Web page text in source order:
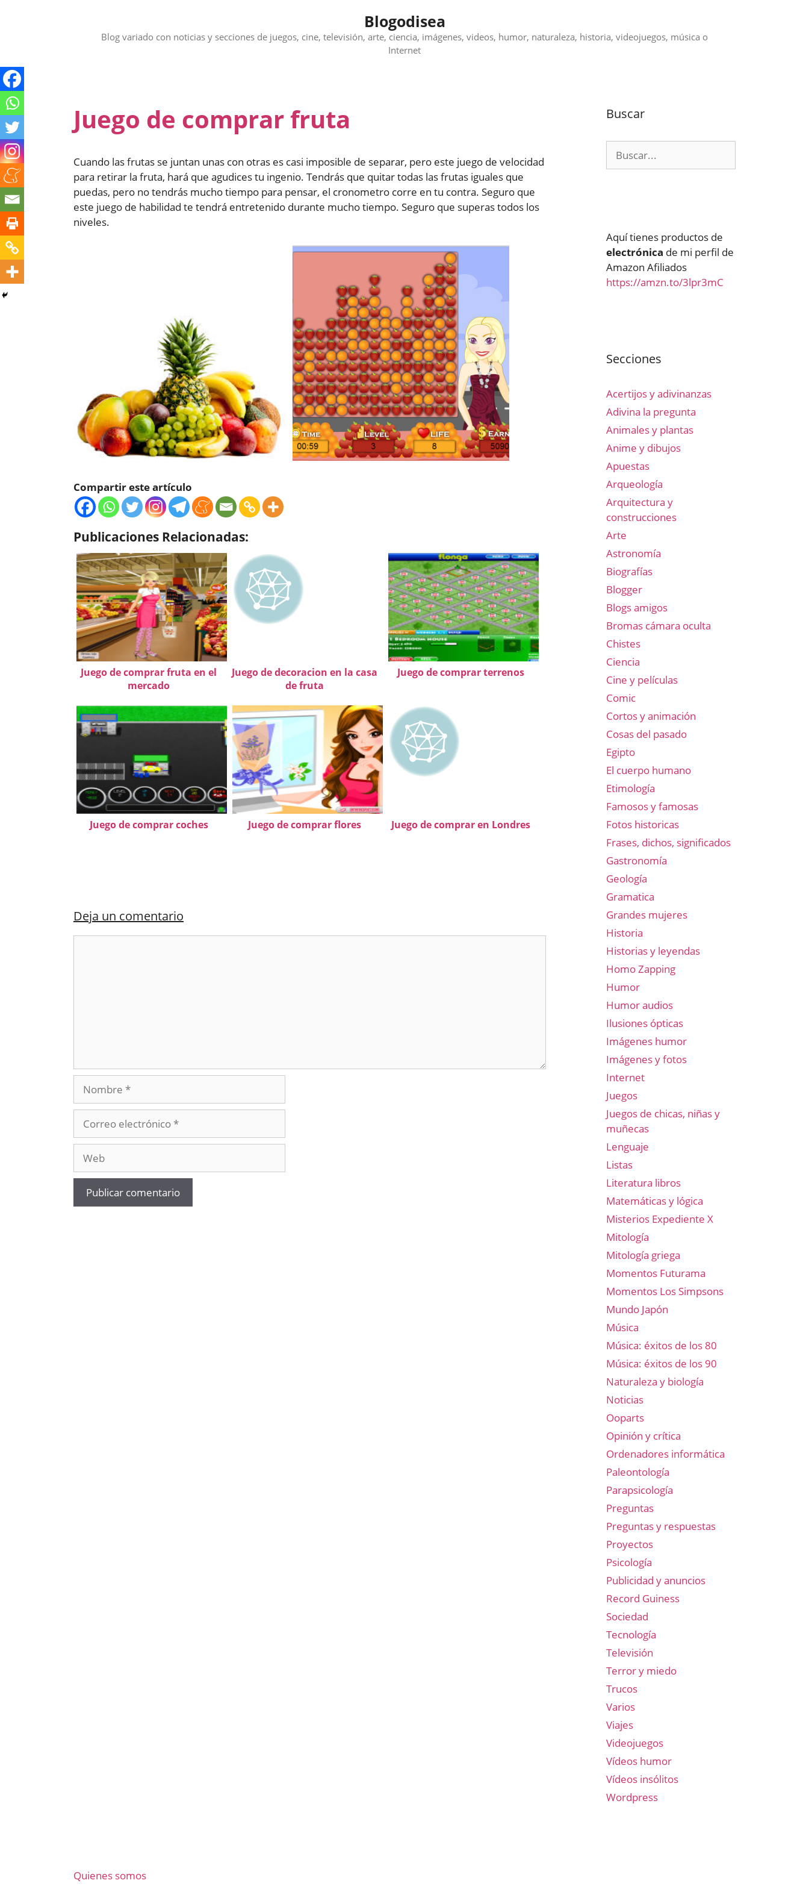
Blogodisea
Blog variado con noticias y secciones de juegos, cine, televisión, arte, ciencia, imágenes, videos, humor, naturaleza, historia, videojuegos, música o
Internet
Juego de comprar fruta
Cuando las frutas se juntan unas con otras es casi imposible de separar, pero este juego de velocidad
para retirar la fruta, hará que agudices tu ingenio. Tendrás que quitar todas las frutas iguales que
puedas, pero no tendrás mucho tiempo para pensar, el cronometro corre en tu contra. Seguro que
este juego de habilidad te tendrá entretenido durante mucho tiempo. Seguro que superas todos los
niveles.
Compartir este artículo
Publicaciones Relacionadas:
Juego de comprar fruta en el
mercado
Juego de decoracion en la casa
de fruta
Juego de comprar terrenos
Juego de comprar coches Juego de comprar flores Juego de comprar en Londres
Deja un comentario
Nombre
electrónico
Buscar
Aquí tienes productos de
electrónica de mi perfil de
Amazon Afiliados
https://amzn.to/3lpr3mC
Secciones
Acertijos y adivinanzas
Adivina la pregunta
Animales y plantas
Anime y dibujos
Apuestas
Arqueología
Arquitectura y
construcciones
Arte
Astronomía
Biografías
Blogger
Blogs amigos
Bromas cámara oculta
Chistes
Ciencia
Cine y películas
Comic
Cortos y animación
Cosas del pasado
Egipto
El cuerpo humano
Etimología
Famosos y famosas
Fotos historicas
Frases, dichos, significados
Gastronomía
Geología
Gramatica
Grandes mujeres
Historia
Historias y leyendas
Homo Zapping
Humor
Humor audios
Ilusiones ópticas
Imágenes humor
Imágenes y fotos
Internet
Juegos
Juegos de chicas, niñas y
muñecas
Lenguaje
Listas
Literatura libros
Matemáticas y lógica
Misterios Expediente X
Mitología
Mitología griega
Momentos Futurama
Momentos Los Simpsons
Mundo Japón
Música
Música: éxitos de los 80
Música: éxitos de los 90
Naturaleza y biología
Noticias
Ooparts
Opinión y crítica
Ordenadores informática
Paleontología
Parapsicología
Preguntas
Preguntas y respuestas
Proyectos
Psicología
Publicidad y anuncios
Record Guiness
Sociedad
Tecnología
Televisión
Terror y miedo
Trucos
Varios
Viajes
Videojuegos
Vídeos humor
Vídeos insólitos
Wordpress
Quienes somos